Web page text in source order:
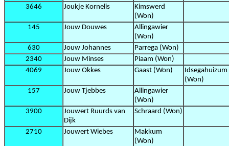
3646
Joukje Kornelis
Kimswerd
(Won)
145
Jouw Douwes
Allingawier
(Won)
630
Jouw Johannes
Parrega (Won)
2340
Jouw Minses
Piaam (Won)
4069
Jouw Okkes Gaast (Won)
Idsegahuizum
(Won)
157
Jouw Tjebbes
Allingawier
(Won)
3900
Jouwert Ruurds van
Dijk
Schraard (Won)
2710 Jouwert Wiebes
Makkum
(Won)